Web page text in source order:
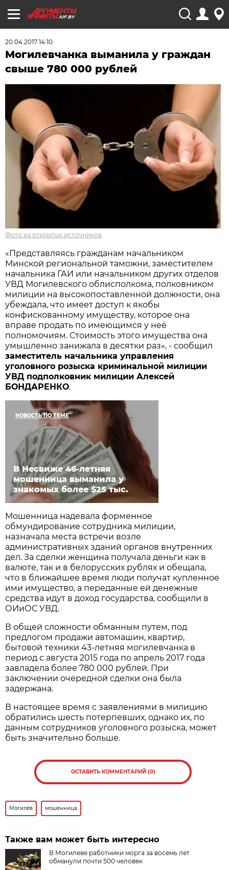
AIF.BY
20.04.2017 14:10
Могилевчанка выманила у граждан
свыше 780 000 рублей
Фото из открытых источников
«Представляясь гражданам начальником
Минской региональной таможни, заместителем
начальника ГАИ или начальником других отделов
УВД Могилевского облисполкома, полковником
милиции на высокопоставленной должности, она
убеждала, что имеет доступ к якобы
конфискованному имуществу, которое она
вправе продать по имеющимся у неё
полномочиям. Стоимость этого имущества она
умышленно занижала в десятки раз», - сообщил
заместитель начальника управления
уголовного розыска криминальной милиции
УВД подполковник милиции Алексей
БОНДАРЕНКО.
НОВОСТЬ ПО ТЕМЕ
В Несвиже 46-летняя
мошенница выманила у
знакомых более $25 тыс.
Мошенница надевала форменное
обмундирование сотрудника милиции,
назначала места встречи возле
административных зданий органов внутренних
дел. За сделки женщина получала деньги как в
валюте, так и в белорусских рублях и обещала,
что в ближайшее время люди получат купленное
ими имущество, а переданные ей денежные
средства идут в доход государства, сообщили в
ОИиОС УВД.
В общей сложности обманным путем, под
предлогом продажи автомашин, квартир,
бытовой техники 43-летняя могилевчанка в
период с августа 2015 года по апрель 2017 года
завладела более 780 000 рублей. При
заключении очередной сделки она была
задержана.
В настоящее время с заявлениями в милицию
обратились шесть потерпевших, однако их, по
данным сотрудников уголовного розыска, может
быть значительно больше.
ОСТАВИТЬ КОММЕНТАРИЙ (0)
Могилёв мошенница
Также вам может быть интересно
В Могилеве работники морга за восемь лет
обманули почти 500 человек